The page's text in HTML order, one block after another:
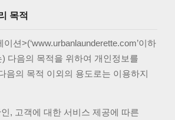
목적
션>(‘www.urbanlaunderette.com’이하
) 다음의 목적을 위하여 개인정보를
음의 목적 이외의 용도로는 이용하지
, 고객에 대한 서비스 제공에 따른